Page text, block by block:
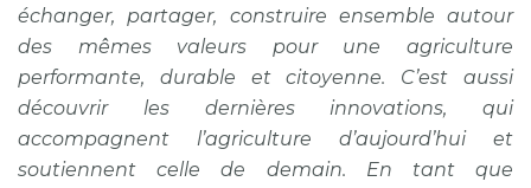
échanger, partager, construire ensemble autour
des mêmes valeurs pour une agriculture
performante, durable et citoyenne. C’est aussi
découvrir les dernières innovations, qui
accompagnent l’agriculture d’aujourd’hui et
soutiennent celle de demain. En tant que